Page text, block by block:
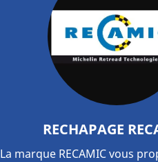
RECHAPAGE
La marque RECAMIC vous